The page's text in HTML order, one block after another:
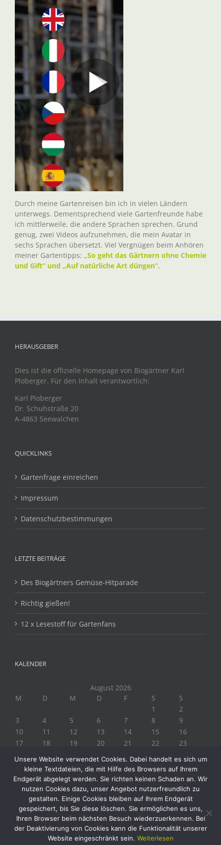
Durch meine Gartenreisen bin ich in vielen Ländern
unterwegs. Dementsprechend viele Gartenfreunde habe
ich mittlerweile, die andere Sprachen sprechen. Grund
genug, zwei Videos aufzunehmen, die mein Avatar in
sechs Sprachen übersetzt. Viel Vergnügen beim Anhören
meiner Gartentipps: „So geht das Gärtnern ohne Chemie
und Gift“ und „Auf natürliche Art düngen“.
HERAUSGEBER
Dies ist die offizielle Homepage von Biogärtner Karl
Ploberger. Für den Inhalt verantwortlich:
Karl Ploberger
Dr. Schuhstraße 20
A-4863 Seewalchen
QUICKLINKS
Gartenfrage einreichen
Impressum
Datenschutzbestimmungen
LETZTE BEITRÄGE
Des Biogärtners Gemüse-Hitparade
Richtig gießen!
12 x Lesestoff für Gartenfans
KALENDER
August 2026
M
D M D F S
S
1
2
3
4 5 6 7 8
9
10
11 12 13 14 15
16
17
18 19 20 21 22
23
« Juli
Copyright 2019 Biogärtner Ploberger | Alle Rechte vorbehalten
Unsere Website verwendet Cookies. Dabei handelt es sich um
kleine Textdateien, die mit Hilfe des Browsers auf Ihrem
Endgerät abgelegt werden. Sie richten keinen Schaden an. Wir
nutzen Cookies dazu, unser Angebot nutzerfreundlich zu
gestalten. Einige Cookies bleiben auf Ihrem Endgerät
gespeichert, bis Sie diese löschen. Sie ermöglichen es uns,
Ihren Browser beim nächsten Besuch wiederzuerkennen. Bei
der Deaktivierung von Cookies kann die Funktionalität unserer
Website eingeschränkt sein. Weiterlesen